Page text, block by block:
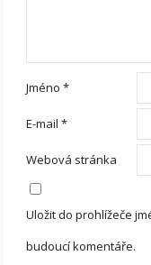
Jméno*
E-mail*
Webová stránka
Uložit do prohlížeče
budoucí komentáře.